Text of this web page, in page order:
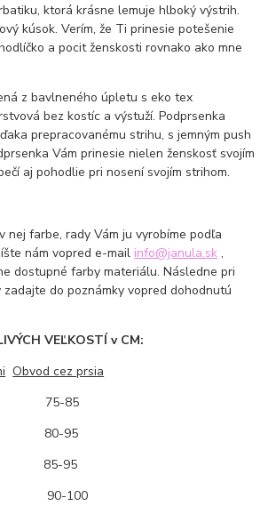
ktorá krásne lemuje hlboký výstrih.
kúsok. Verím, že Ti prinesie potešenie
a pocit ženskosti rovnako ako mne
z bavlneného úpletu s eko tex
bez kostíc a výstuží. Podprsenka
prepracovanému strihu, s jemným push
Vám prinesie nielen ženskosť svojím
aj pohodlie pri nosení svojím strihom.
nej farbe, rady Vám ju vyrobíme podľa
nám vopred e-mail info@janula.sk ,
dostupné farby materiálu. Následne pri
do poznámky vopred dohodnutú
VEĽKOSTÍ v CM:
Obvod cez prsia
85
95
95
100